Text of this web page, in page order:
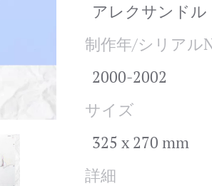
アレクサンド
制作年/シリアル
2000-2002
サイズ
325 x 270 mm
詳細